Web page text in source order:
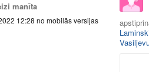
manīta
12:28 no mobilās versijas